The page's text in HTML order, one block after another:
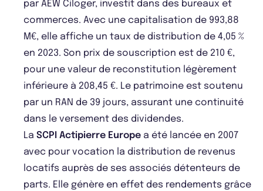
par AEW Ciloger, investit dans des bureaux et
commerces. Avec une capitalisation de 993,88
M€, elle affiche un taux de distribution de 4,05 %
en 2023. Son prix de souscription est de 210 €,
pour une valeur de reconstitution légèrement
inférieure à 208,45 €. Le patrimoine est soutenu
par un RAN de 39 jours, assurant une continuité
dans le versement des dividendes.
La SCPI Actipierre Europe a été lancée en 2007
avec pour vocation la distribution de revenus
locatifs auprès de ses associés détenteurs de
parts. Elle génère en effet des rendements grâce